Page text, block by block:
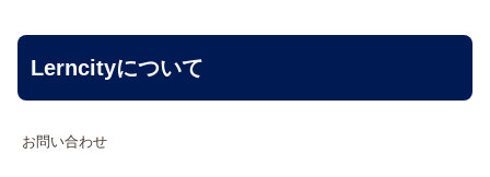
Lerncityについて
お問い合わせ